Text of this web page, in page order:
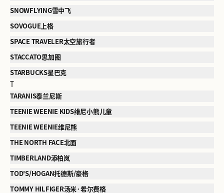
SNOWFLYING雪中飞
SOVOGUE上格
SPACE TRAVELER太空旅行者
STACCATO思加图
STARBUCKS星巴克
T
TARANIS泰兰尼斯
TEENIE WEENIE KIDS维尼小熊儿童
TEENIE WEENIE维尼熊
THE NORTH FACE北面
TIMBERLAND添柏岚
TOD'S/HOGAN托德斯/豪格
TOMMY HILFIGER汤米·希尔费格